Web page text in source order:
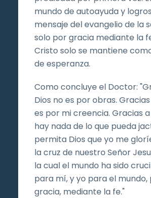
mundo de autoayuda y
mensaje del evangelio de la
solo por gracia mediante la
Cristo solo se mantiene
de esperanza.
Como concluye el Doctor:
Dios no es por obras.
es por mi creencia. Gracias a
hay nada de lo que pueda
permita Dios que yo me
la cruz de nuestro Señor
la cual el mundo ha sido
para mí, y yo para el mundo,
gracia, mediante la fe."